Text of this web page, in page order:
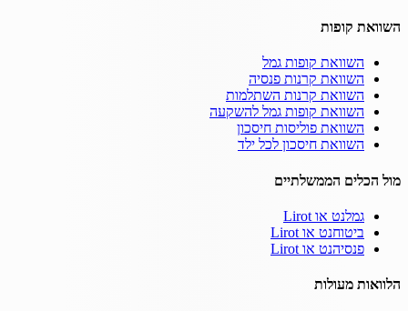
השוואת קופות
השוואת קופות גמל
השוואת קרנות פנסיה
השוואת קרנות השתלמות
השוואת קופות גמל להשקעה
השוואת פוליסות חיסכון
השוואת חיסכון לכל ילד
מול הכלים הממשלתיים
גמלנט או Lirot
ביטוחנט או Lirot
פנסיהנט או Lirot
הלוואות מעולות